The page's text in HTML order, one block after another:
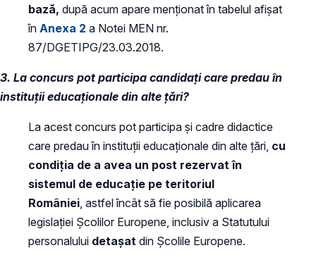
bază, după acum apare menționat în tabelul afișat
în Anexa 2 a Notei MEN nr.
87/DGETIPG/23.03.2018.
3. La concurs pot participa candidați care predau în
instituții educaționale din alte țări?
La acest concurs pot participa și cadre didactice
care predau în instituții educaționale din alte țări, cu
condiția de a avea un post rezervat în
sistemul de educație pe teritoriul
României , astfel încât să fie posibilă aplicarea
legislației Școlilor Europene, inclusiv a Statutului
personalului detașat din Școlile Europene.